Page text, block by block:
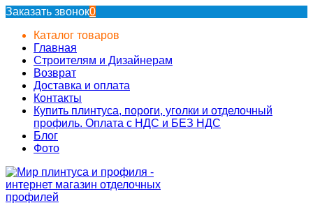
Заказать звонок0
Каталог товаров
Главная
Строителям и Дизайнерам
Возврат
Доставка и оплата
Контакты
Купить плинтуса, пороги, уголки и отделочный
профиль. Оплата с НДС и БЕЗ НДС
Блог
Фото